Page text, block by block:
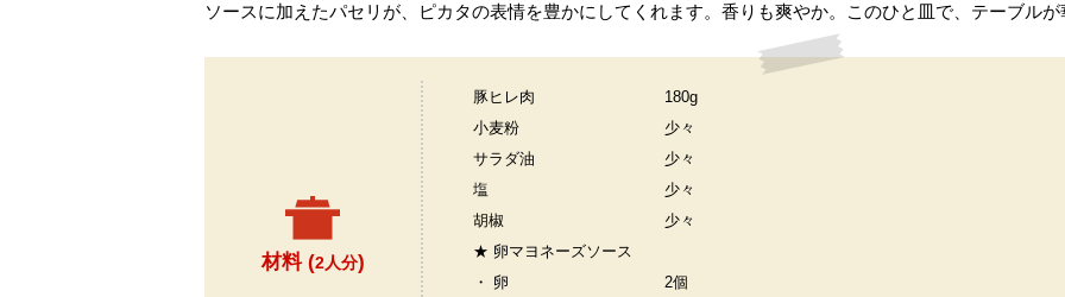
ソースに加えたパセリが、ピカタの表情を豊かにしてくれます。香りも爽やか。このひと皿で、テーブルが
材料 (2人分)
豚ヒレ肉
180g
小麦粉
少々
サラダ油
少々
塩
少々
胡椒
少々
★ 卵マヨネーズソース
・ 卵
2個